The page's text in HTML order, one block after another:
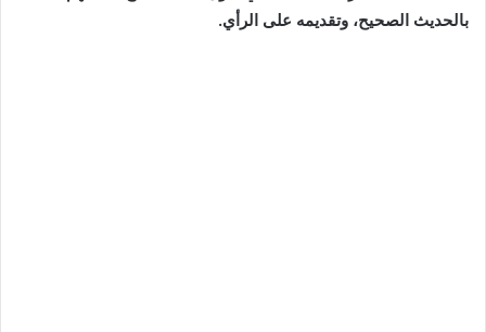
بالحديث الصحيح، وتقديمه على الرأي.